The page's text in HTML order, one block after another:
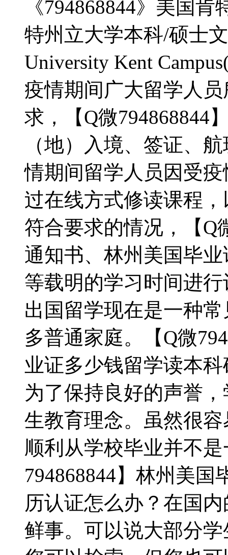
《794868844》美国
特州立大学本科/硕士
University Kent
疫情期间广大留学人
求，【Q微794868844
（地）入境、签证、
情期间留学人员因受
过在线方式修读课程
符合要求的情况，【Q
通知书、林州美国毕
等载明的学习时间进
出国留学现在是一种
多普通家庭。【Q微
业证多少钱留学读本
为了保持良好的声誉
生教育理念。虽然很
顺利从学校毕业并不
794868844】林州美
历认证怎么办？在国
鲜事。可以说大部分